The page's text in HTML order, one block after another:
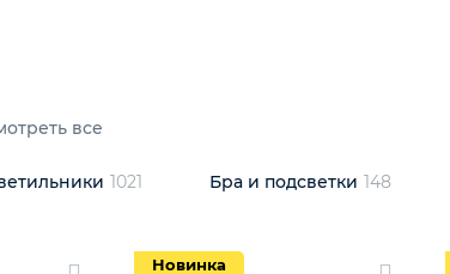
Смотреть все
Светильники 1021 Бра и подсветки 148
Новинка